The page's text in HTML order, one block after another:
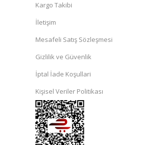
Kargo Takibi
İletişim
Mesafeli Satış Sözleşmesi
Gizlilik ve Güvenlik
İptal İade Koşullari
Kişisel Veriler Politikası